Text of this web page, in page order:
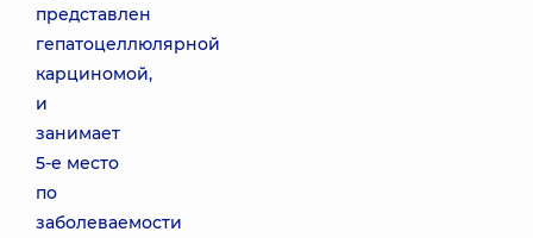
представлен
гепатоцеллюлярной
карциномой,
и
занимает
5-е место
по
заболеваемости